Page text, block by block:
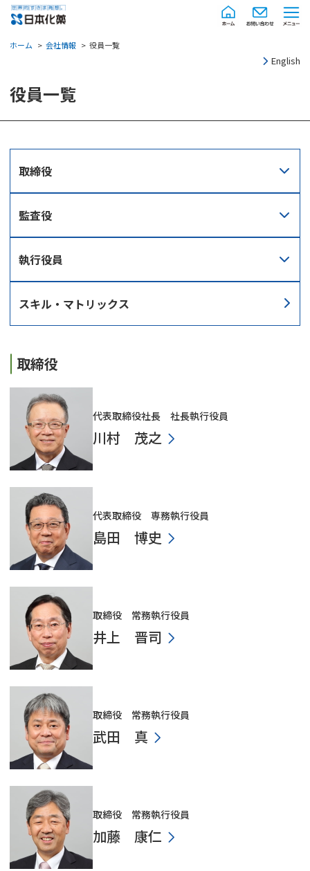
ホーム 会社情報 役員一覧
English
役員一覧
取締役
監査役
執行役員
スキル・ マトリックス
取締役
代表取締役社長 社長執行役員
川村 茂之
代表取締役 専務執行役員
島田 博史
取締役 常務執行役員
井上 晋司
取締役 常務執行役員
武田 真
取締役 常務執行役員
加藤 康仁